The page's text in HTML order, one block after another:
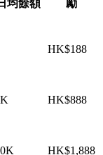
均餘額
勵
HK$188
HK$888
HK$1,888